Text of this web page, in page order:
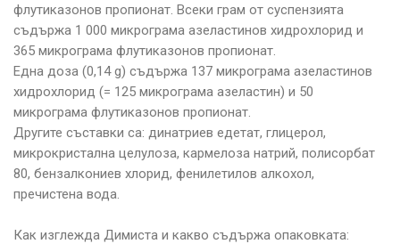
флутиказонов пропионат. Всеки грам от суспензията
съдържа 1 000 микрограма азеластинов хидрохлорид и
365 микрограма флутиказонов пропионат.
Една доза (0,14 g) съдържа 137 микрограма азеластинов
хидрохлорид (= 125 микрограма азеластин) и 50
микрограма флутиказонов пропионат.
Другите съставки са: динатриев едетат, глицерол,
микрокристална целулоза, кармелоза натрий, полисорбат
80, бензалкониев хлорид, фенилетилов алкохол,
пречистена вода.
Как изглежда Димиста и какво съдържа опаковката: